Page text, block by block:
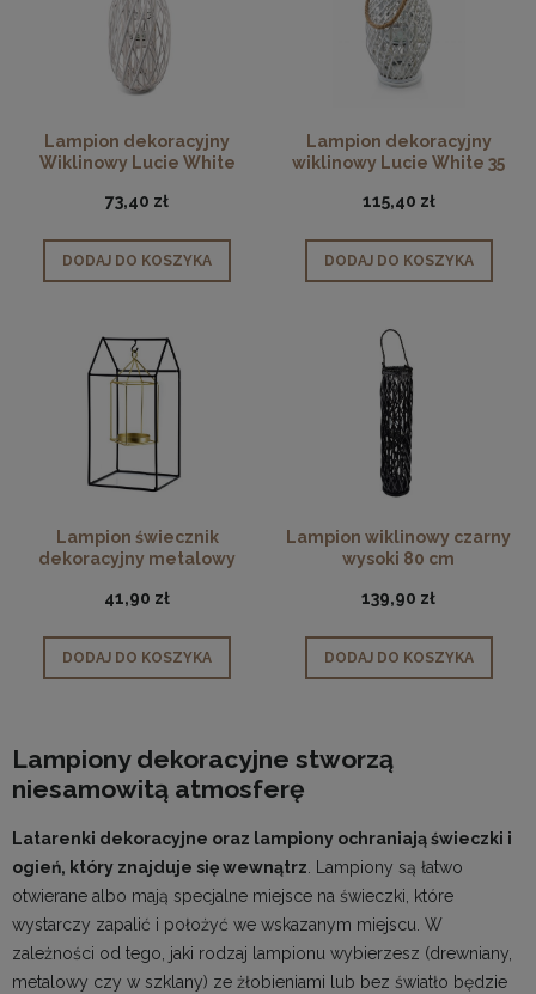
Lampion dekoracyjny
Wiklinowy Lucie White
73,40 zł
DODAJ DO KOSZYKA
Lampion dekoracyjny
wiklinowy Lucie White 35
115,40 zł
DODAJ DO KOSZYKA
Lampion świecznik
dekoracyjny metalowy
41,90 zł
DODAJ DO KOSZYKA
Lampion wiklinowy czarny
wysoki 80 cm
139,90 zł
DODAJ DO KOSZYKA
Lampiony dekoracyjne stworzą
niesamowitą atmosferę
Latarenki dekoracyjne oraz lampiony ochraniają świeczki i
ogień, który znajduje się wewnątrz. Lampiony są łatwo
otwierane albo mają specjalne miejsce na świeczki, które
wystarczy zapalić i położyć we wskazanym miejscu. W
zależności od tego, jaki rodzaj lampionu wybierzesz (drewniany,
metalowy czy w szklany) ze żłobieniami lub bez światło będzie